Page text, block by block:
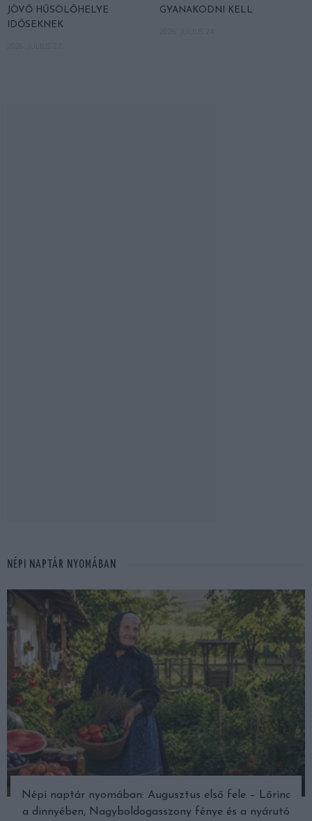
JÖVŐ HŰSÖLŐHELYE
IDŐSEKNEK
GYANAKODNI KELL
NÉPI NAPTÁR NYOMÁBAN
Népi naptár nyomában: Augusztus első fele – Lőrinc
a dinnyében, Nagyboldogasszony fénye és a nyárutó